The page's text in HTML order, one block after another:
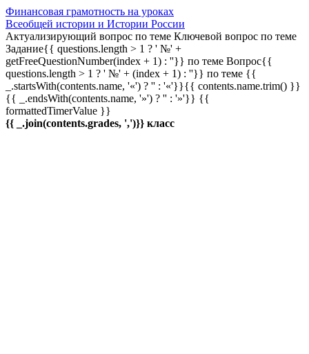
Финансовая грамотность на уроках
Всеобщей истории и Истории России
Актуализирующий вопрос по теме Ключевой вопрос по теме
Задание{{ questions.length > 1 ? ' №' +
getFreeQuestionNumber(index + 1) : ''}} по теме Вопрос{{
questions.length > 1 ? ' №' + (index + 1) : ''}} по теме {{
_.startsWith(contents.name, '«') ? '' : '«'}}{{ contents.name.trim() }}
{{ _.endsWith(contents.name, '»') ? '' : '»'}} {{
formattedTimerValue }}
{{ _.join(contents.grades, ',')}} класс